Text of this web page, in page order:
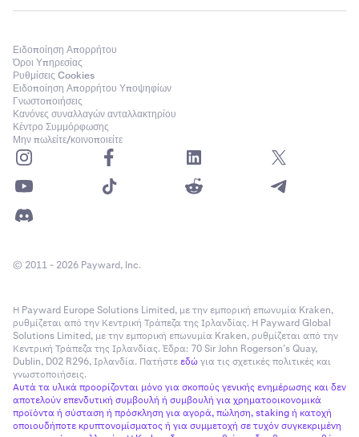
6
Μόλις ολοκληρωθεί η μεταφορά, τα κεφάλαιά σας θα
υποβληθούν σε επεξεργασία και θα πιστωθούν στον
λογαριασμό σας στο Kraken.
Ειδοποίηση Απορρήτου
Όροι Υπηρεσίας
Ρυθμίσεις Cookies
Ειδοποίηση Απορρήτου Υποψηφίων
Γνωστοποιήσεις
Κανόνες συναλλαγών ανταλλακτηρίου
Κέντρο Συμμόρφωσης
Μην πωλείτε/κοινοποιείτε
© 2011 - 2026 Payward, Inc.
Η Payward Europe Solutions Limited, με την εμπορική επωνυμία Kraken,
ρυθμίζεται από την Κεντρική Τράπεζα της Ιρλανδίας. Η Payward Global
Solutions Limited, με την εμπορική επωνυμία Kraken, ρυθμίζεται από την
Κεντρική Τράπεζα της Ιρλανδίας. Έδρα: 70 Sir John Rogerson’s Quay,
Dublin, D02 R296, Ιρλανδία. Πατήστεεδώγια τις σχετικές πολιτικές και
γνωστοποιήσεις.
Αυτά τα υλικά προορίζονται μόνο για σκοπούς γενικής ενημέρωσης και δεν
αποτελούν επενδυτική συμβουλή ή συμβουλή για χρηματοοικονομικά
προϊόντα ή σύσταση ή πρόσκληση για αγορά, πώληση, staking ή κατοχή
οποιουδήποτε κρυπτονομίσματος ή για συμμετοχή σε τυχόν συγκεκριμένη